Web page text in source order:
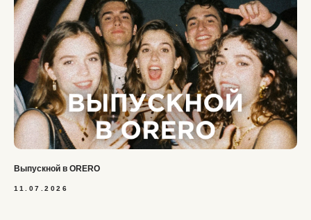
Выпускной в ORERO
11.07.2026